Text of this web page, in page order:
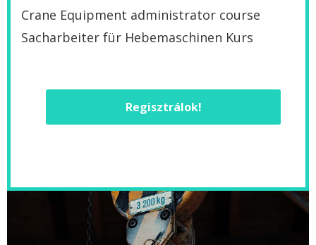
Crane Equipment administrator course
Sacharbeiter für Hebemaschinen Kurs
Regisztrálok!